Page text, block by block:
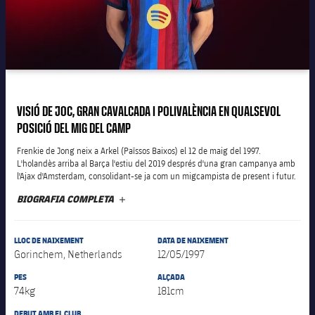
Spotify Camp Nou
Palau Blaugrana
Estadi Johan Cruyff
Barça Cafe
La Masia
plusicon
més
VISIÓ DE JOC, GRAN CAVALCADA I POLIVALÈNCIA EN QUALSEVOL
POSICIÓ DEL MIG DEL CAMP
Frenkie de Jong neix a Arkel (Païssos Baixos) el 12 de maig del 1997.
L'holandès arriba al Barça l'estiu del 2019 després d'una gran campanya amb
l'Ajax d'Amsterdam, consolidant-se ja com un migcampista de present i futur.
BIOGRAFIA COMPLETA
LLOC DE NAIXEMENT
Gorinchem, Netherlands
DATA DE NAIXEMENT
12/05/1997
PES
74kg
ALÇADA
181cm